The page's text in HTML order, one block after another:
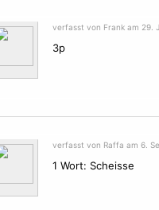
verfasst von Frank am 29.
3p
verfasst von Raffa am 6.
1 Wort: Scheisse